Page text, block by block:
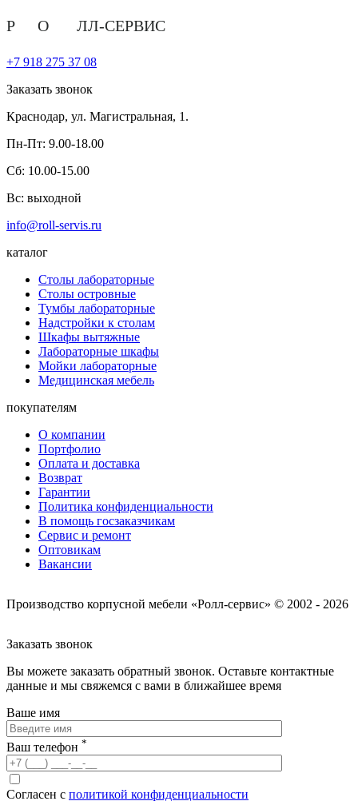
Р О ЛЛ-СЕРВИС
+7 918 275 37 08
Заказать звонок
Краснодар, ул. Магистральная, 1.
Пн-Пт: 9.00-18.00
Сб: 10.00-15.00
Вс: выходной
info@roll-servis.ru
каталог
Столы лабораторные
Столы островные
Тумбы лабораторные
Надстройки к столам
Шкафы вытяжные
Лабораторные шкафы
Мойки лабораторные
Медицинская мебель
покупателям
О компании
Портфолио
Оплата и доставка
Возврат
Гарантии
Политика конфиденциальности
В помощь госзаказчикам
Сервис и ремонт
Оптовикам
Вакансии
Производство корпусной мебели «Ролл-сервис» © 2002 - 2026
Заказать звонок
Вы можете заказать обратный звонок. Оставьте контактные
данные и мы свяжемся с вами в ближайшее время
Ваше имя
Ваш телефон *
Согласен с политикой конфиденциальности